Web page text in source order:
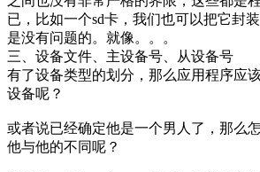
已，比如一个sd卡，我们也可以把它封
是没有问题的。就像。。。
三、设备文件、主设备号、从设备号
有了设备类型的划分，那么应用程序应
设备呢？
或者说已经确定他是一个男人了，那么
他与他的不同呢？